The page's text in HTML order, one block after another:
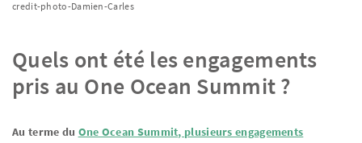
credit-photo-Damien-Carles
Quels ont été les engagements
pris au One Ocean Summit ?
Au terme du One Ocean Summit, plusieurs engagements